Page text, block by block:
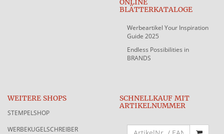
ONLINE
BLÄTTERKATALOGE
Werbeartikel Your Inspiration
Guide 2025
Endless Possibilities in
BRANDS
WEITERE SHOPS
STEMPELSHOP
WERBEKUGELSCHREIBER
SCHNELLKAUF MIT
ARTIKELNUMMER